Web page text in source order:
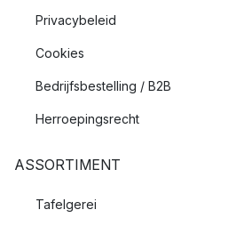
Privacybeleid
Cookies
Bedrijfsbestelling / B2B
Herroepingsrecht
ASSORTIMENT
Tafelgerei